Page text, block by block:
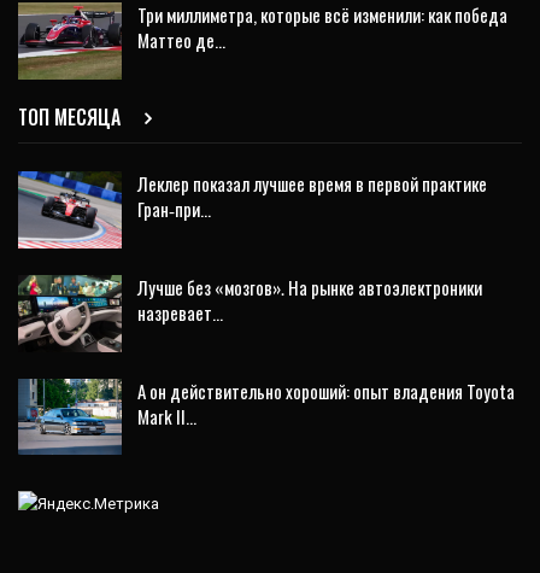
Три миллиметра, которые всё изменили: как победа
Маттео де…
ТОП МЕСЯЦА
Леклер показал лучшее время в первой практике
Гран‑при…
Лучше без «мозгов». На рынке автоэлектроники
назревает…
А он действительно хороший: опыт владения Toyota
Mark II…